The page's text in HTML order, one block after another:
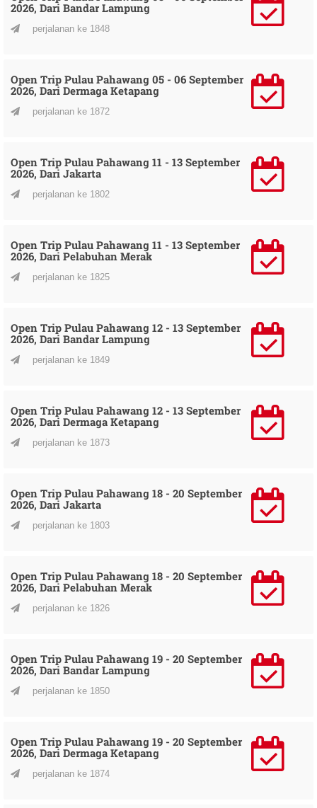
2026, Dari Bandar Lampung
perjalanan ke 1848
Open Trip Pulau Pahawang 05 - 06 September
2026, Dari Dermaga Ketapang
perjalanan ke 1872
Open Trip Pulau Pahawang 11 - 13 September
2026, Dari Jakarta
perjalanan ke 1802
Open Trip Pulau Pahawang 11 - 13 September
2026, Dari Pelabuhan Merak
perjalanan ke 1825
Open Trip Pulau Pahawang 12 - 13 September
2026, Dari Bandar Lampung
perjalanan ke 1849
Open Trip Pulau Pahawang 12 - 13 September
2026, Dari Dermaga Ketapang
perjalanan ke 1873
Open Trip Pulau Pahawang 18 - 20 September
2026, Dari Jakarta
perjalanan ke 1803
Open Trip Pulau Pahawang 18 - 20 September
2026, Dari Pelabuhan Merak
perjalanan ke 1826
Open Trip Pulau Pahawang 19 - 20 September
2026, Dari Bandar Lampung
perjalanan ke 1850
Open Trip Pulau Pahawang 19 - 20 September
2026, Dari Dermaga Ketapang
perjalanan ke 1874